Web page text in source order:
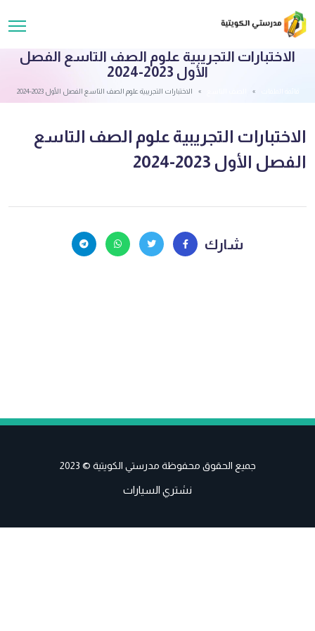
الاختبارات التجريبية علوم الصف التاسع الفصل
الأول 2023-2024
الاختبارات التجريبية علوم الصف التاسع الفصل الأول 2023-2024
الاختبارات التجريبية علوم الصف التاسع
الفصل الأول 2023-2024
شارك
جميع الحقوق محفوظة مدرستي الكويتية © 2023
نشتري السيارات